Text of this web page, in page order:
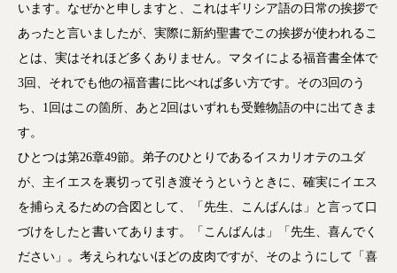
います。なぜかと申しますと、これはギリシア語の日常の挨拶で
あったと言いましたが、実際に新約聖書でこの挨拶が使われるこ
とは、実はそれほど多くありません。マタイによる福音書全体で
3回、それでも他の福音書に比べれば多い方です。その3回のう
ち、1回はこの箇所、あと2回はいずれも受難物語の中に出てきま
す。
ひとつは第26章49節。弟子のひとりであるイスカリオテのユダ
が、主イエスを裏切って引き渡そうというときに、確実にイエス
を捕らえるための合図として、「先生、こんばんは」と言って口
づけをしたと書いてあります。「こんばんは」「先生、喜んでく
ださい」。考えられないほどの皮肉ですが、そのようにして「喜